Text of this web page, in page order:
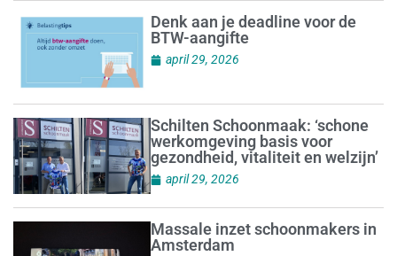
Denk aan je deadline voor de
BTW-aangifte
april 29, 2026
Schilten Schoonmaak: ‘schone
werkomgeving basis voor
gezondheid, vitaliteit en welzijn’
april 29, 2026
Massale inzet schoonmakers in
Amsterdam